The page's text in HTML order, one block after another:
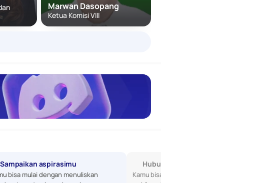
Marwan Dasopang
Ketua Komisi VIII
Sampaikan aspirasimu
bisa mulai dengan menuliskan
Hubungi Wakilmu di DPR
Kamu bisa mulai dengan mencari tahu